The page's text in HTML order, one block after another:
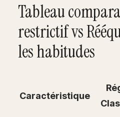
Tableau
restrictif vs
les habitudes
Caractéristique